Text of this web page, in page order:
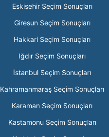
Eskişehir Seçim Sonuçları
Giresun Seçim Sonuçları
Hakkari Seçim Sonuçları
Iğdır Seçim Sonuçları
İstanbul Seçim Sonuçları
Kahramanmaraş Seçim Sonuçları
Karaman Seçim Sonuçları
Kastamonu Seçim Sonuçları